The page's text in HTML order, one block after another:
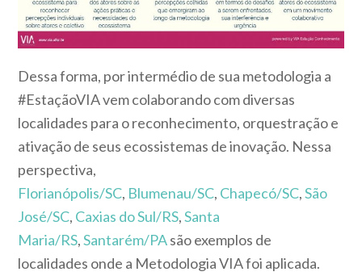
Dessa forma, por intermédio de sua metodologia a
#EstaçãoVIA vem colaborando com diversas
localidades para o reconhecimento, orquestração e
ativação de seus ecossistemas de inovação. Nessa
perspectiva,
Florianópolis/SC, Blumenau/SC, Chapecó/SC,São
José/SC, Caxias do Sul/RS,Santa
Maria/RS,Santarém/PAsão exemplos de
localidades onde a Metodologia VIA foi aplicada.